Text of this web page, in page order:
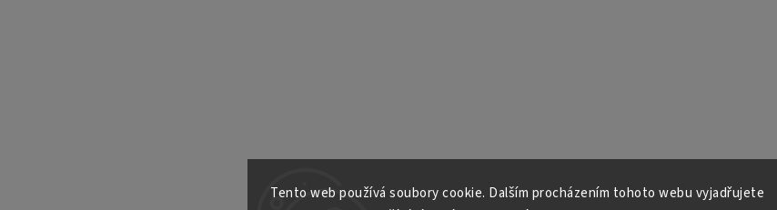
Tento web používá soubory cookie. Dalším procházením tohoto webu vyjadřujete